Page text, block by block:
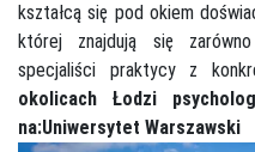
kształcą się pod okiem
której znajdują się
specjaliści praktycy z
okolicach Łodzi
na:Uniwersytet Warszawski